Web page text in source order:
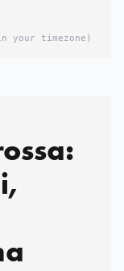
your timezone)